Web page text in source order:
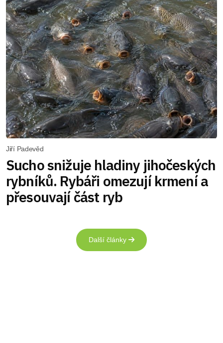
Jiří Padevěd
Sucho snižuje hladiny jihočeských
rybníků. Rybáři omezují krmení a
přesouvají část ryb
Další články